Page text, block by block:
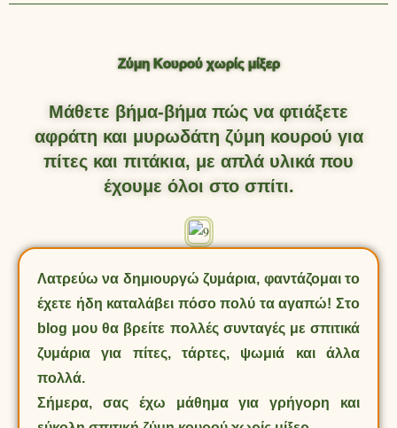
Ζύμη Κουρού χωρίς μίξερ
Μάθετε βήμα-βήμα πώς να φτιάξετε
αφράτη και μυρωδάτη ζύμη κουρού για
πίτες και πιτάκια, με απλά υλικά που
έχουμε όλοι στο σπίτι.
Λατρεύω να δημιουργώ ζυμάρια, φαντάζομαι το
έχετε ήδη καταλάβει πόσο πολύ τα αγαπώ! Στο
blog μου θα βρείτε πολλές συνταγές με σπιτικά
ζυμάρια για πίτες, τάρτες, ψωμιά και άλλα
πολλά.
Σήμερα, σας έχω μάθημα για γρήγορη και